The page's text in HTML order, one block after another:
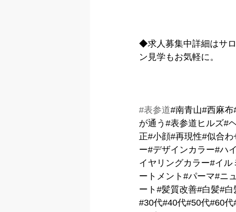
◆求人募集中詳細はサ
ン見学もお気軽に。
#表参道#南青山#西麻
が通う#表参道ヒルズ#
正#小顔#再現性#似合
ー#デザインカラー#ハ
イヤリングカラー#イ
ートメント#パーマ#ニ
ート#髪質改善#白髪#
#30代#40代#50代#60